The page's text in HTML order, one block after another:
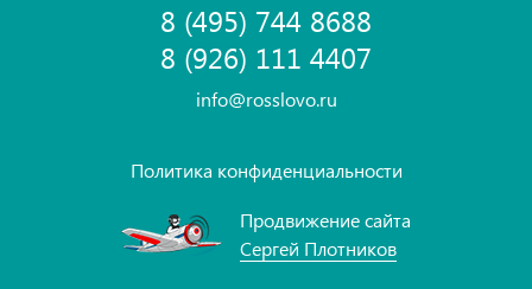
8 (495) 744 8688
8 (926) 111 4407
info@rosslovo.ru
Политика конфиденциальности
Продвижение сайта
Сергей Плотников